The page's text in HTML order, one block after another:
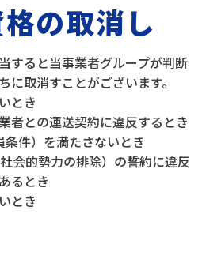
の取消し
すると当事業者グループが判断
に取消すことがございます。
とき
者との運送契約に違反するとき
条件）を満たさないとき
会的勢力の排除）の誓約に違反
るとき
とき